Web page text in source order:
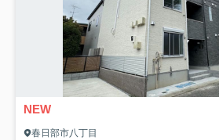
NEW
春日部市八丁目